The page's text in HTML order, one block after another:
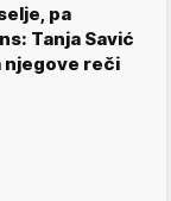
pa
Tanja Savić
njegove reči